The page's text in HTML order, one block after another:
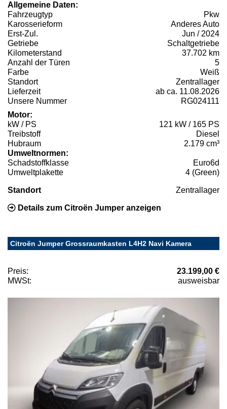
Allgemeine Daten:
Fahrzeugtyp
Pkw
Karosserieform
Anderes Auto
Erst-Zul.
Jun / 2024
Getriebe
Schaltgetriebe
Kilometerstand
37.702 km
Anzahl der Türen
5
Farbe
Weiß
Standort
Zentrallager
Lieferzeit
ab ca. 11.08.2026
Unsere Nummer
RG024111
Motor:
kW / PS
121 kW / 165 PS
Treibstoff
Diesel
Hubraum
2.179 cm³
Umweltnormen:
Schadstoffklasse
Euro6d
Umweltplakette
4 (Green)
Standort Zentrallager
Details zum Citroën Jumper anzeigen
Citroën Jumper Grossraumkasten L4H2 Navi Kamera
Preis:
23.199,00 €
MWSt:
ausweisbar